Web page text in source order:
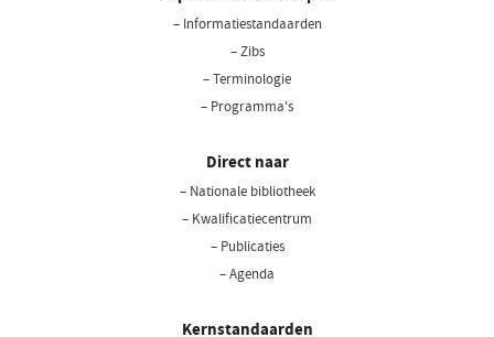
– Informatiestandaarden
– Zibs
– Terminologie
– Programma's
Direct naar
– Nationale bibliotheek(opent
– Kwalificatiecentrum
– Publicaties
– Agenda
Kernstandaarden